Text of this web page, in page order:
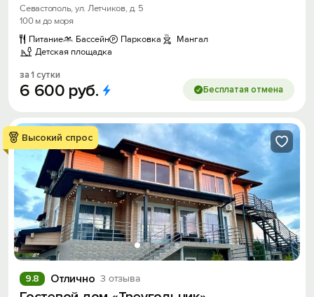
Севастополь, ул. Летчиков, д. 5
100 м до моря
Питание
Бассейн Парковка
Мангал
Детская площадка
за 1 сутки
6 600 руб. Бесплатая отмена
Высокий спрос
Отлично 3 отзыва
9.8